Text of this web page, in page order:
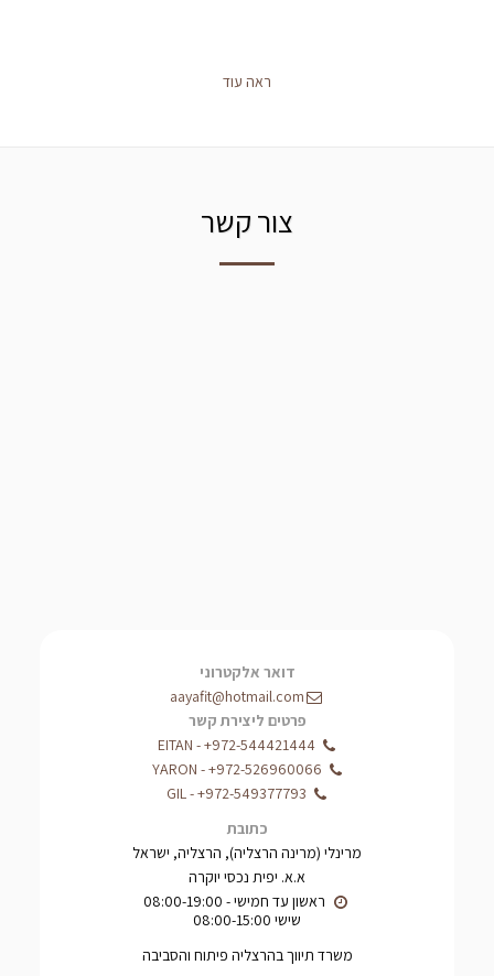
ראה עוד
צור קשר
דואר אלקטרוני
aayafit@hotmail.com
פרטים ליצירת קשר
+972-544421444
-
EITAN
+972-526960066
-
YARON
+972-549377793
-
GIL
כתובת
מרינלי (מרינה הרצליה), הרצליה, ישראל
א.א. יפית נכסי יוקרה
שישי 08:00-15:00
משרד תיווך בהרצליה פיתוח והסביבה